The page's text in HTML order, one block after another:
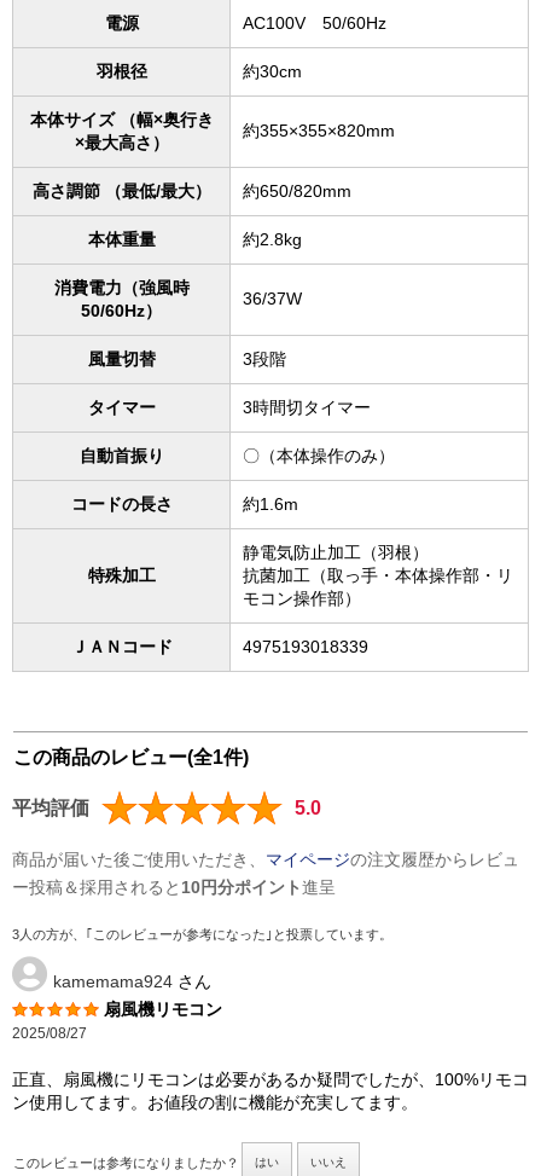
電源 AC100V 50/60Hz
羽根径 約30cm
本体サイズ （幅×奥行き
×最大高さ）
約355×355×820mm
高さ調節 （最低/最大） 約650/820mm
本体重量 約2.8kg
消費電力（強風時
50/60Hz）
36/37W
風量切替 3段階
タイマー 3時間切タイマー
自動首振り 〇（本体操作のみ）
コードの長さ 約1.6m
特殊加工
静電気防止加工（羽根）
抗菌加工（取っ手・本体操作部・リ
モコン操作部）
ＪＡＮコード 4975193018339
この商品のレビュー(全1件)
平均評価 5.0
商品が届いた後ご使用いただき、 マイページの注文履歴からレビュ
ー投稿＆採用されると 10円分ポイント進呈
3人の方が、｢このレビューが参考になった｣と投票しています。
kamemama924 さん
扇風機リモコン
2025/08/27
正直、扇風機にリモコンは必要があるか疑問でしたが、100%リモコ
ン使用してます。お値段の割に機能が充実してます。
このレビューは参考になりましたか？ はい いいえ